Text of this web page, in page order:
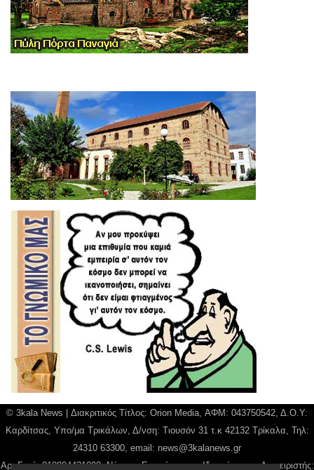
© 3kala News | Διακριτικός Τίτλος: Orion Media, ΑΦΜ: 043750542, Δ.Ο.Υ:
Καρδίτσας, Υπο/μα Τρικάλων, Δ/νση: Τιουσόν 31 τ.κ 42132 Τρίκαλα, Τηλ:
24310 63300, email: news@3kalanews.gr
Αρ. Γεμή: 018804431000, Νόμιμος Εκπρόσωπος, Ιδιοκτήτης και Διαχειριστής: